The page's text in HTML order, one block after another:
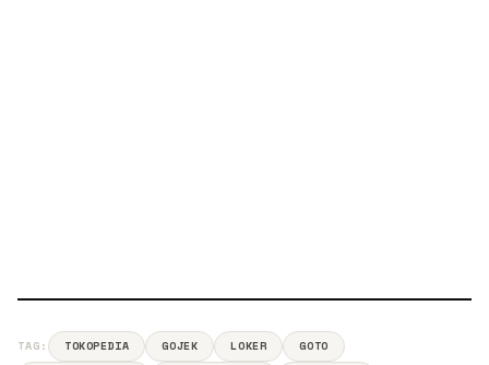
TAG: TOKOPEDIA GOJEK LOKER
GOTO